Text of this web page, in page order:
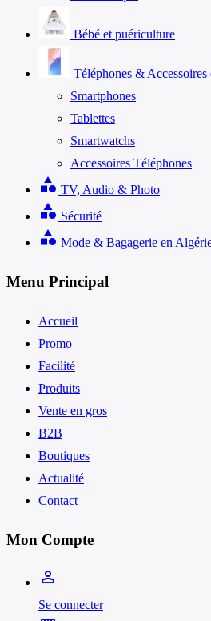
Bébé et puériculture
Téléphones &
Smartphones
Tablettes
Smartwatchs
Accessoires Téléphones
category TV, Audio & Photo
category Sécurité
category Mode & Bagagerie en
Menu Principal
Accueil
Promo
Facilité
Produits
Vente en gros
B2B
Boutiques
Actualité
Contact
Mon Compte
person_outline
Se connecter